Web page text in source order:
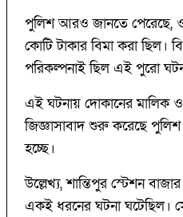
পুলিশ আরও জানতে পেরেছে,
কোটি টাকার বিমা করা ছিল।
পরিকল্পনাই ছিল এই পুরো
এই ঘটনায় দোকানের মালিক
জিজ্ঞাসাবাদ শুরু করেছে
হচ্ছে।
উল্লেখ্য, শান্তিপুর স্টেশন
একই ধরনের ঘটনা ঘটেছিল।